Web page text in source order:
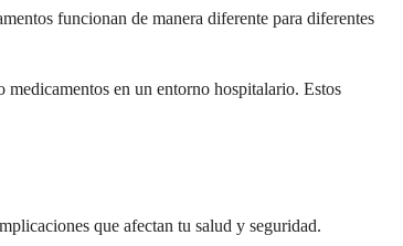
funcionan de manera diferente para diferentes
en un entorno hospitalario. Estos
que afectan tu salud y seguridad.